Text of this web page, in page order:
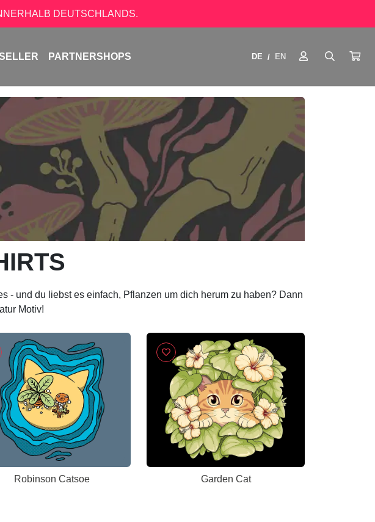
DEUTSCHLANDS.
PARTNERSHOPS DE / EN
- und du liebst es einfach, Pflanzen um dich herum zu haben? Dann
Motiv!
Robinson Catsoe Garden Cat